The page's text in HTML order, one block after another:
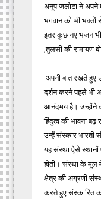
अनूप जलोटा ने अपने
भगवान को भी भक्तों
इतर कुछ नए भजन
,तुलसी की रामायण
अपनी बात रखते हुए
दर्शन करने पहले भी
आनंदमय है। उन्होंने
हिंदुत्व की भावना
उन्हें संस्कार भारती
यह संस्था ऐसे स्थानों
होती। संस्था के मूल
क्षेत्र की अग्रणी
करते हुए संस्कारित